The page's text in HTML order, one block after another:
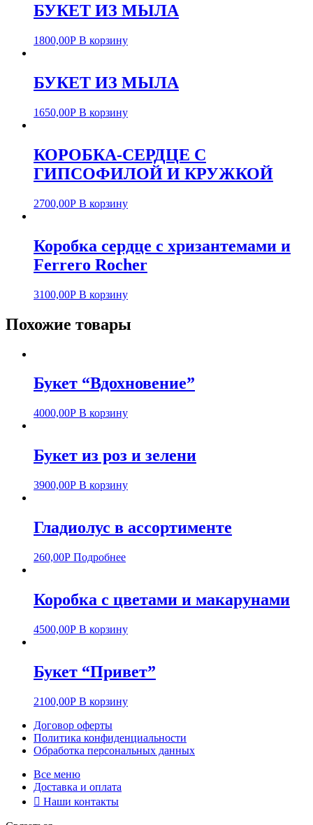
БУКЕТ ИЗ МЫЛА
1800,00Р В корзину
БУКЕТ ИЗ МЫЛА
1650,00Р В корзину
КОРОБКА-СЕРДЦЕ С
ГИПСОФИЛОЙ И КРУЖКОЙ
2700,00Р В корзину
Коробка сердце с хризантемами и
Ferrero Rocher
3100,00Р В корзину
Похожие товары
Букет “Вдохновение”
4000,00Р В корзину
Букет из роз и зелени
3900,00Р В корзину
Гладиолус в ассортименте
260,00Р Подробнее
Коробка с цветами и макарунами
4500,00Р В корзину
Букет “Привет”
2100,00Р В корзину
Договор оферты
Политика конфиденциальности
Обработка персональных данных
Все меню
Доставка и оплата
Наши контакты